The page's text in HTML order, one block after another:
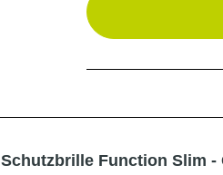
Function Slim -